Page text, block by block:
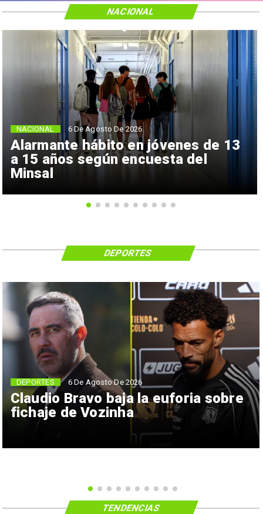
Alarmante hábito en jóvenes de 13
a 15 años según encuesta del
Minsal
NACIONAL 6 De Agosto De 2026
NACIONAL
Claudio Bravo baja la euforia sobre
fichaje de Vozinha
DEPORTES 6 De Agosto De 2026
DEPORTES
TENDENCIAS